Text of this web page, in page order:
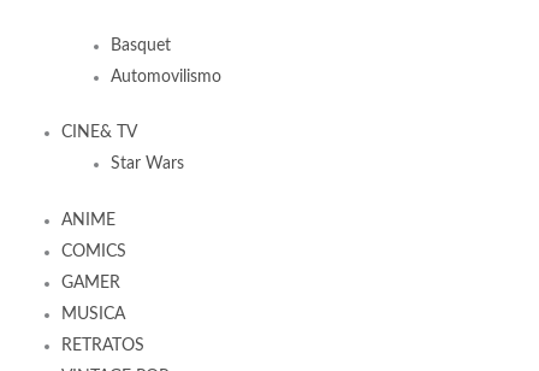
Basquet
Automovilismo
CINE& TV
Star Wars
ANIME
COMICS
GAMER
MUSICA
RETRATOS